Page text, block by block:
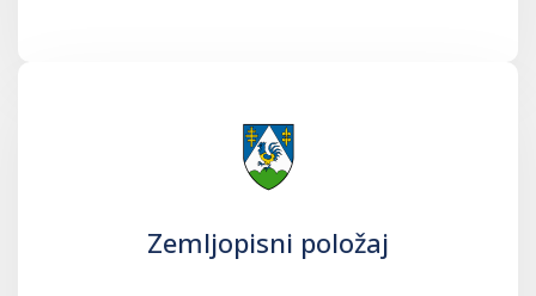
Zemljopisni položaj